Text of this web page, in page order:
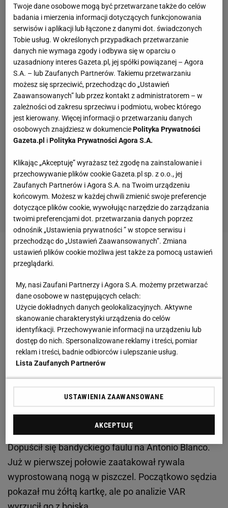
Zobacz wideoKto zostanie nowym trenerem Legii
Warszawa? Kosecki: Urban, Magiera i Berg to trzy
super kandydatury
Hiszpanie nie mają wątpliwości. Robert
Lewandowski przed wielką szansą. Wszystko
dzięki Mbappe
Lewandowskiego w rankingu Pichichi" - pisze
zawieszony, a właściwie za co może zostać
zawieszony, bo decyzja jeszcze nie zapadła?
Dopuścił się bandyckiego faulu na Antonio Blanco.
Już w pierwszej połowie zaatakował rywala
wyprostowaną nogą w piszczel. Początkowo sędzia
pokazał mu żółtą kartkę, ale po analizie VAR
Twoje dane osobowe mogą być przetwarzane także do celów
badania i mierzenia informacji dotyczących funkcjonowania
serwisów i aplikacji lub łączone z danymi dot. świadczonych
Tobie usług. W określonych przypadkach przetwarzanie
danych nie wymaga zgody i odbywa się w oparciu o
uzasadniony interes Gazeta.pl, jej spółki powiązanej – Agora
S.A. – lub Zaufanych Partnerów. Takiemu przetwarzaniu
możesz się sprzeciwić, przechodząc do „Ustawień
Zaawansowanych” lub przez kontakt z administratorem – w
zależności od zakresu sprzeciwu i podmiotu, wobec którego
jest kierowany. Więcej informacji o przetwarzaniu danych
osobowych znajdziesz w dokumenciePolityka Prywatności
Gazeta.pl iPolityka Prywatności Agora S.A.
Klikając „Akceptuję” wyrażasz też zgodę na zainstalowanie i
przechowywanie plików cookie Gazeta.pl sp. z o.o., jej
Zaufanych Partnerów i Agora S.A. na Twoim urządzeniu
końcowym. Możesz w każdej chwili zmienić swoje preferencje
dotyczące plików cookie, wywołując narzędzie do zarządzania
twoimi preferencjami dot. przetwarzania danych poprzez
odnośnik „Ustawienia prywatności ” w stopce serwisu i
przechodząc do „Ustawień Zaawansowanych”. Zmiana
ustawień plików cookie możliwa jest także za pomocą ustawień
przeglądarki.
My, nasi Zaufani Partnerzy i Agora S.A. możemy przetwarzać
dane osobowe w następujących celach:
Użycie dokładnych danych geolokalizacyjnych. Aktywne
skanowanie charakterystyki urządzenia do celów
identyfikacji. Przechowywanie informacji na urządzeniu lub
dostęp do nich. Spersonalizowane reklamy i treści, pomiar
reklam i treści, badnie odbiorców i ulepszanie usług.
Lista Zaufanych Partnerów
USTAWIENIA ZAAWANSOWANE
AKCEPTUJĘ